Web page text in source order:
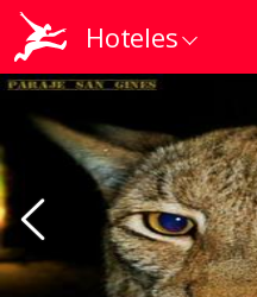
Hoteles